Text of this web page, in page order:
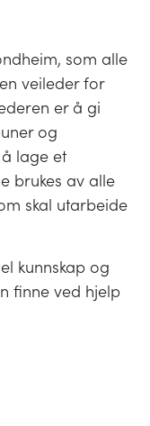
som alle
veileder for
er å gi
og
lage et
brukes av alle
skal utarbeide
kunnskap og
finne ved hjelp